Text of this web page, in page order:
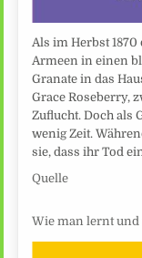
Als im Herbst
Armeen in einen
Granate in das
Grace Roseberry,
Zuflucht. Doch als
wenig Zeit.
sie, dass ihr Tod
Quelle
Wie man lernt